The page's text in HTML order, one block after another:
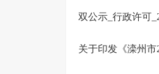
双公示_行政许可
关于印发《滦州